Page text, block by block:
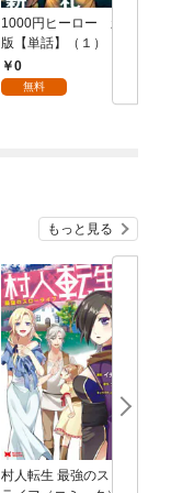
1000円ヒーロー 新札
版【単話】（１）
0
無料
もっと見る
村人転生 最強のスロー